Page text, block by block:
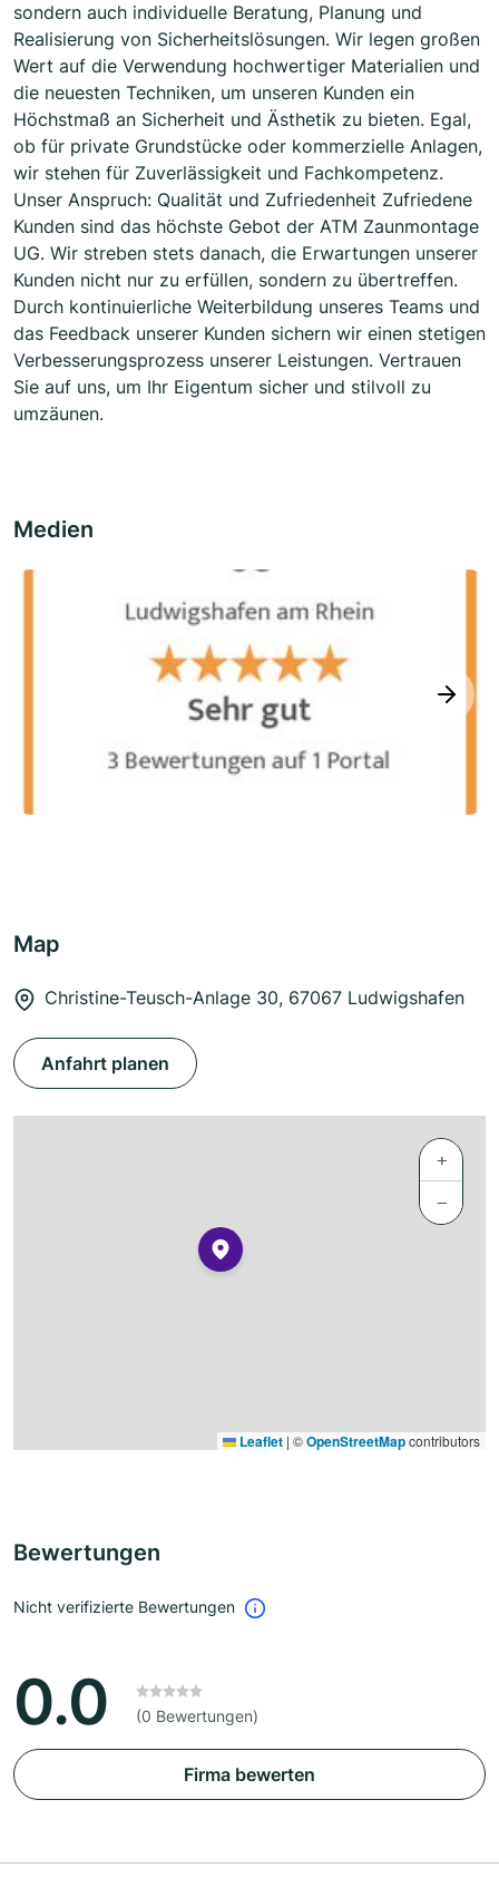
sondern auch individuelle Beratung, Planung und
Realisierung von Sicherheitslösungen. Wir legen großen
Wert auf die Verwendung hochwertiger Materialien und
die neuesten Techniken, um unseren Kunden ein
Höchstmaß an Sicherheit und Ästhetik zu bieten. Egal,
ob für private Grundstücke oder kommerzielle Anlagen,
wir stehen für Zuverlässigkeit und Fachkompetenz.
Unser Anspruch: Qualität und Zufriedenheit Zufriedene
Kunden sind das höchste Gebot der ATM Zaunmontage
UG. Wir streben stets danach, die Erwartungen unserer
Kunden nicht nur zu erfüllen, sondern zu übertreffen.
Durch kontinuierliche Weiterbildung unseres Teams und
das Feedback unserer Kunden sichern wir einen stetigen
Verbesserungsprozess unserer Leistungen. Vertrauen
Sie auf uns, um Ihr Eigentum sicher und stilvoll zu
umzäunen.
Medien
next
Map
Christine-Teusch-Anlage 30, 67067 Ludwigshafen
Anfahrt planen
+
−
Leaflet | ©OpenStreetMapcontributors
Bewertungen
Nicht verifizierte Bewertungen
0.0 (0 Bewertungen)
Firma bewerten